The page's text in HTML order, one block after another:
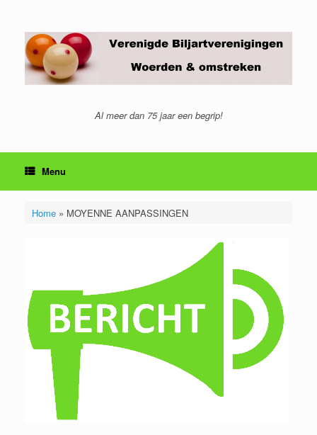
inhoud
Al meer dan 75 jaar een begrip!
Menu
Home» MOYENNE AANPASSINGEN